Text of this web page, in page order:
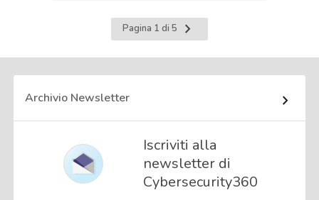
Pagina 1 di 5
Pagina
successiva
Archivio Newsletter
Iscriviti alla
newsletter di
Cybersecurity360